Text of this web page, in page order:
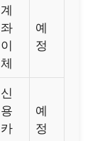
계
좌
이
체
예
정
신
용
카
예
정